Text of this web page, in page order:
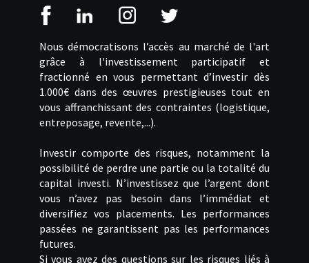
Nous démocratisons l’accès au marché de l'art
grâce à l'investissement participatif et
fractionné en vous permettant d’investir dès
1.000€ dans des œuvres prestigieuses tout en
vous affranchissant des contraintes (logistique,
entreposage, revente,...).
Investir comporte des risques, notamment la
possibilité de perdre une partie ou la totalité du
capital investi. N’investissez que l’argent dont
vous n’avez pas besoin dans l’immédiat et
diversifiez vos placements. Les performances
passées ne garantissent pas les performances
futures.
Si vous avez des questions sur les risques liés à